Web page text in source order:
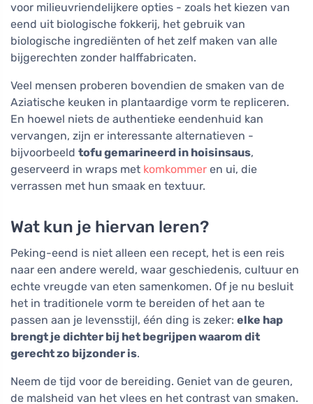
voor milieuvriendelijkere opties - zoals het kiezen van
eend uit biologische fokkerij, het gebruik van
biologische ingrediënten of het zelf maken van alle
bijgerechten zonder halffabricaten.
Veel mensen proberen bovendien de smaken van de
Aziatische keuken in plantaardige vorm te repliceren.
En hoewel niets de authentieke eendenhuid kan
vervangen, zijn er interessante alternatieven -
bijvoorbeeld tofu gemarineerd in hoisinsaus,
geserveerd in wraps met komkommer en ui, die
verrassen met hun smaak en textuur.
Wat kun je hiervan leren?
Peking-eend is niet alleen een recept, het is een reis
naar een andere wereld, waar geschiedenis, cultuur en
echte vreugde van eten samenkomen. Of je nu besluit
het in traditionele vorm te bereiden of het aan te
passen aan je levensstijl, één ding is zeker: elke hap
brengt je dichter bij het begrijpen waarom dit
gerecht zo bijzonder is.
Neem de tijd voor de bereiding. Geniet van de geuren,
de malsheid van het vlees en het contrast van smaken.